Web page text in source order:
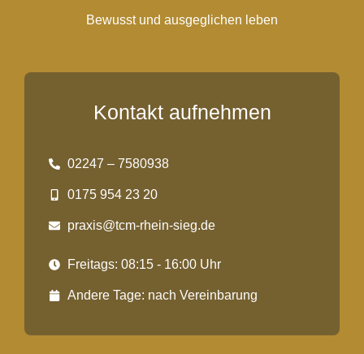
Bewusst und ausgeglichen leben
Kontakt aufnehmen
02247 – 7580938
0175 954 23 20
praxis@tcm-rhein-sieg.de
Freitags: 08:15 - 16:00 Uhr
Andere Tage: nach Vereinbarung